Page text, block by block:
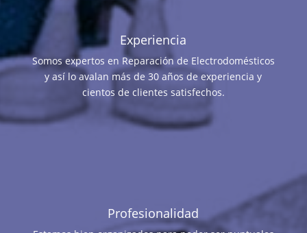
Experiencia
Somos expertos en Reparación de Electrodomésticos
y así lo avalan más de 30 años de experiencia y
cientos de clientes satisfechos.
Profesionalidad